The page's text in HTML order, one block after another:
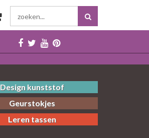
Design kunststof
Geurstokjes
Leren tassen